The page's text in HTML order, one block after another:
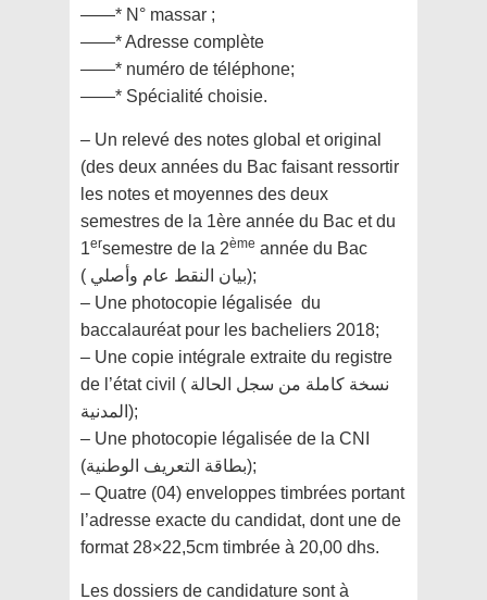
——* N° massar ;
——* Adresse complète
——* numéro de téléphone;
——* Spécialité choisie.
– Un relevé des notes global et original
(des deux années du Bac faisant ressortir
les notes et moyennes des deux
semestres de la 1ère année du Bac et du
1ersemestre de la 2ème année du Bac
( بيان النقط عام وأصلي);
– Une photocopie légalisée du
baccalauréat pour les bacheliers 2018;
– Une copie intégrale extraite du registre
de l’état civil ( نسخة كاملة من سجل الحالة
المدنية);
– Une photocopie légalisée de la CNI
(بطاقة التعريف الوطنية);
– Quatre (04) enveloppes timbrées portant
l’adresse exacte du candidat, dont une de
format 28×22,5cm timbrée à 20,00 dhs.
Les dossiers de candidature sont à